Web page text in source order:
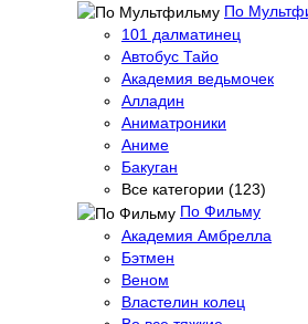
По
101 далматинец
Автобус Тайо
Академия ведьмочек
Алладин
Аниматроники
Аниме
Бакуган
Все категории (123)
По Фильму
Академия Амбрелла
Бэтмен
Веном
Властелин колец